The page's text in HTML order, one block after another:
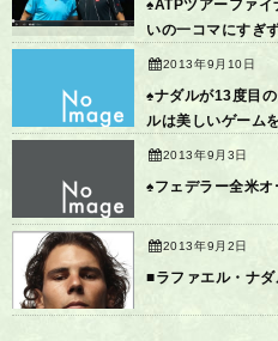
♠ATPツアーファ
いの一コマにすぎず
2013年9月10日
♠ナダルが13度目
ルは美しいゲーム
2013年9月3日
♠フェデラー全米オ
2013年9月2日
■ラファエル・ナ